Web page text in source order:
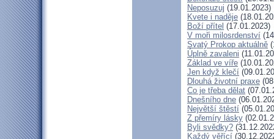
Neposuzuj (19.01.2023)
Kvete i naděje
Boží přítel (17.01.2023)
V moři milosrdenství
Svatý Prokop aktuálně
Úplně zavaleni
Základ ve víře
Jen když klečí
Dlouhá životní praxe
Co je třeba dělat
Dnešního dne
Největší štěstí
Z přemíry lásky
Byli svědky?
Každý věřící